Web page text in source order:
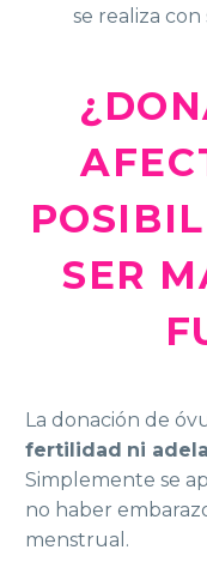
se realiza
SER
La donación de
fertilidad ni
Simplemente se
no haber
menstrual.